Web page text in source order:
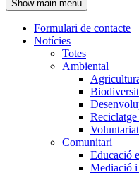
l'encapçalament
Show main menu
Navegació
principal
Formulari de contacte
Notícies
Totes
Ambiental
Comunitari
Educació
Mediació i